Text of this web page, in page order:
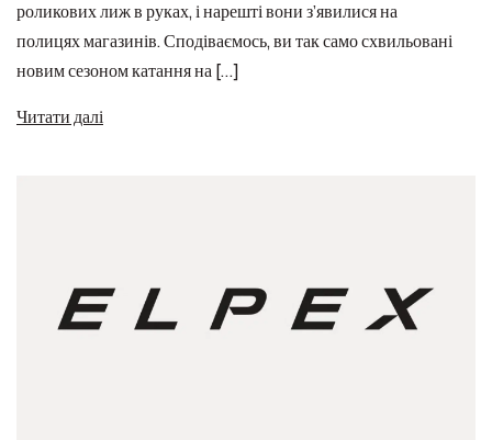
роликових лиж в руках, і нарешті вони з’явилися на
полицях магазинів. Сподіваємось, ви так само схвильовані
новим сезоном катання на […]
Читати далі